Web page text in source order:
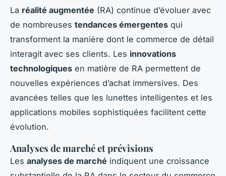
La réalité augmentée (RA) continue d’évoluer avec
de nombreuses tendances émergentes qui
transforment la manière dont le commerce de détail
interagit avec ses clients. Les innovations
technologiques en matière de RA permettent de
nouvelles expériences d’achat immersives. Des
avancées telles que les lunettes intelligentes et les
applications mobiles sophistiquées facilitent cette
évolution.
Analyses de marché et prévisions
Les analyses de marché indiquent une croissance